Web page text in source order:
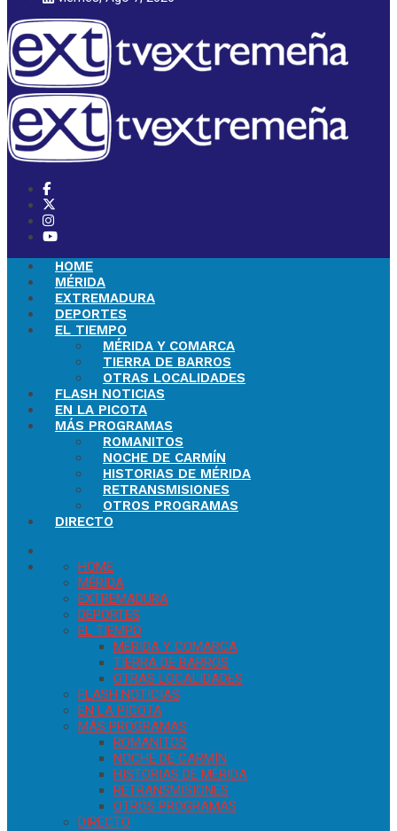
HOME
MÉRIDA
EXTREMADURA
DEPORTES
EL TIEMPO
MÉRIDA Y COMARCA
TIERRA DE BARROS
OTRAS LOCALIDADES
FLASH NOTICIAS
EN LA PICOTA
MÁS PROGRAMAS
ROMANITOS
NOCHE DE CARMÍN
HISTORIAS DE MÉRIDA
RETRANSMISIONES
OTROS PROGRAMAS
DIRECTO
HOME
MÉRIDA
EXTREMADURA
DEPORTES
EL TIEMPO
MÉRIDA Y COMARCA
TIERRA DE BARROS
OTRAS LOCALIDADES
FLASH NOTICIAS
EN LA PICOTA
MÁS PROGRAMAS
ROMANITOS
NOCHE DE CARMÍN
HISTORIAS DE MÉRIDA
RETRANSMISIONES
OTROS PROGRAMAS
DIRECTO